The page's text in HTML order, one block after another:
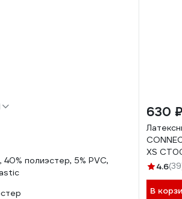
40% полиэстер, 5% PVC,
630 ₽
XS
4.6
В